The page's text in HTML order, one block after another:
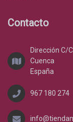
Contacto
Dirección C/
Cuenca
España
967 180 274